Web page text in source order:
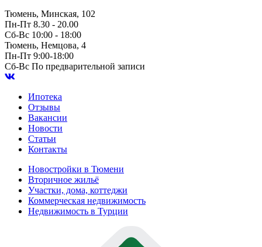
Тюмень, Минская, 102
Пн-Пт 8.30 - 20.00
Сб-Вс 10:00 - 18:00
Тюмень, Немцова, 4
Пн-Пт 9:00-18:00
Сб-Вс По предварительной записи
Ипотека
Отзывы
Вакансии
Новости
Статьи
Контакты
Новостройки в Тюмени
Вторичное жильё
Участки, дома, коттеджи
Коммерческая недвижимость
Недвижимость в Турции